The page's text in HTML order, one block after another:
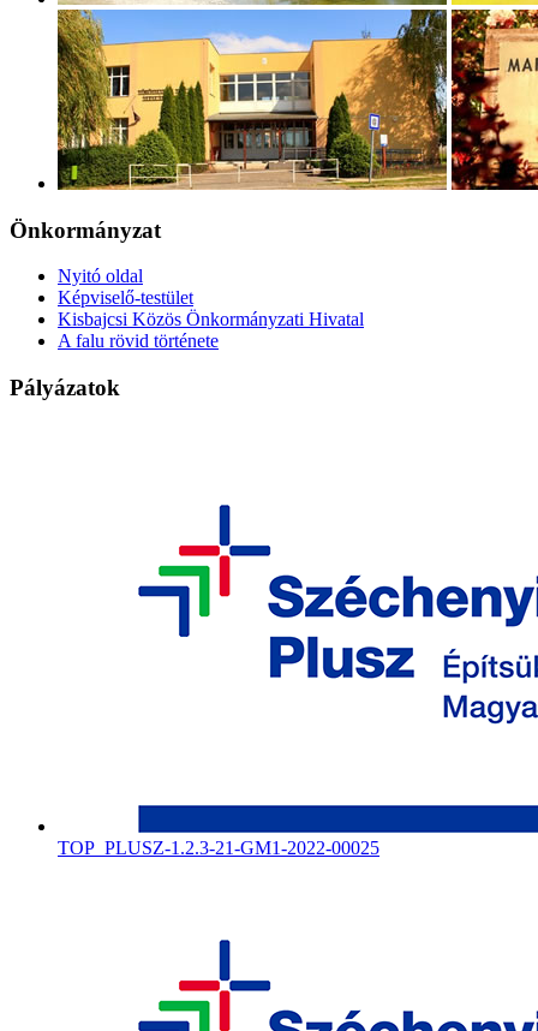
Önkormányzat
Nyitó oldal
Képviselő-testület
Kisbajcsi Közös Önkormányzati Hivatal
A falu rövid története
Pályázatok
TOP_PLUSZ-1.2.3-21-GM1-2022-00025